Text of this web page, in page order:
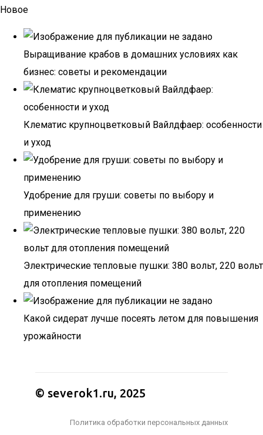
Новое
Выращивание крабов в домашних условиях как
бизнес: советы и рекомендации
Клематис крупноцветковый Вайлдфаер: особенности
и уход
Удобрение для груши: советы по выбору и
применению
Электрические тепловые пушки: 380 вольт, 220 вольт
для отопления помещений
Какой сидерат лучше посеять летом для повышения
урожайности
© severok1.ru, 2025
Политика обработки персональных данных